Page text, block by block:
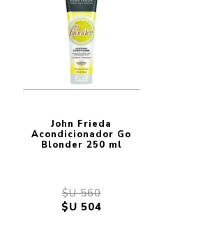
John Frieda
Acondicionador Go
Blonder 250 ml
$U 560
$U 504